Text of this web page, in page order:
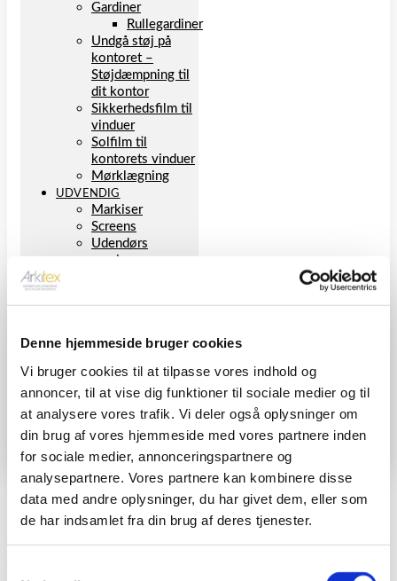
Denne hjemmeside bruger cookies
Vi bruger cookies til at tilpasse vores indhold og
annoncer, til at vise dig funktioner til sociale medier og til
at analysere vores trafik. Vi deler også oplysninger om
din brug af vores hjemmeside med vores partnere inden
for sociale medier, annonceringspartnere og
analysepartnere. Vores partnere kan kombinere disse
data med andre oplysninger, du har givet dem, eller som
de har indsamlet fra din brug af deres tjenester.
Gardiner
Rullegardiner
Undgå støj på
kontoret –
Støjdæmpning til
dit kontor
Sikkerhedsfilm til
vinduer
Solfilm til
kontorets vinduer
Mørklægning
UDVENDIG
Markiser
Screens
Udendørs
persienner
REFERENCER
Om Arkitex
en integreret del
af vores
forretning
BOOK ET MØDE
Dag:18. februar 2018
Gardiner er (stadig) en rigtig god